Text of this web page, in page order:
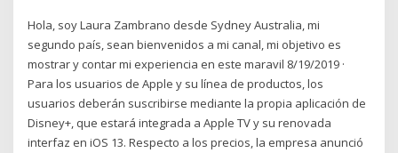
Hola, soy Laura Zambrano desde Sydney Australia, mi
segundo país, sean bienvenidos a mi canal, mi objetivo es
mostrar y contar mi experiencia en este maravil 8/19/2019 ·
Para los usuarios de Apple y su línea de productos, los
usuarios deberán suscribirse mediante la propia aplicación de
Disney+, que estará integrada a Apple TV y su renovada
interfaz en iOS 13. Respecto a los precios, la empresa anunció